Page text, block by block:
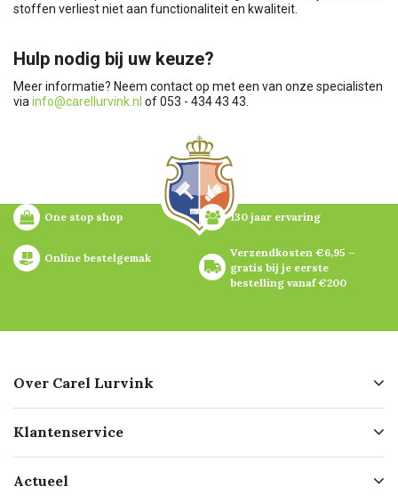
stoffen verliest niet aan functionaliteit en kwaliteit.
Hulp nodig bij uw keuze?
Meer informatie? Neem contact op met een van onze specialisten
via info@carellurvink.nl of 053 - 434 43 43.
One stop shop 130 jaar ervaring
Online bestelgemak
Verzendkosten €6,95 –
gratis bij je eerste
bestelling vanaf €200
Over Carel Lurvink
Geschiedenis
Missie
Klantenservice
Bezorgen
Actueel